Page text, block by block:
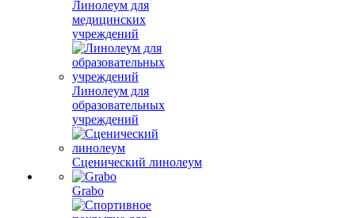
Линолеум для
медицинских
учреждений
Линолеум для
образовательных
учреждений
Сценический линолеум
Grabo